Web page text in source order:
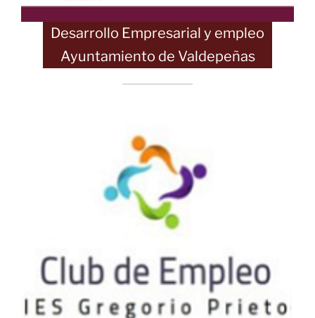
Desarrollo Empresarial y empleo
Ayuntamiento de Valdepeñas